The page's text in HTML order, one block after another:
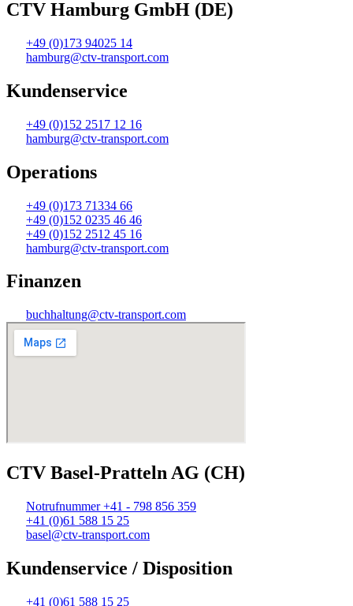
CTV Hamburg GmbH (DE)
+49 (0)173 94025 14
hamburg@ctv-transport.com
Kundenservice
+49 (0)152 2517 12 16
hamburg@ctv-transport.com
Operations
+49 (0)173 71334 66
+49 (0)152 0235 46 46
+49 (0)152 2512 45 16
hamburg@ctv-transport.com
Finanzen
buchhaltung@ctv-transport.com
CTV Basel-Pratteln AG (CH)
Notrufnummer +41 - 798 856 359
+41 (0)61 588 15 25
basel@ctv-transport.com
Kundenservice / Disposition
+41 (0)61 588 15 25